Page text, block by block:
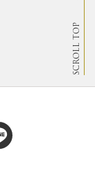
SCROLL TOP